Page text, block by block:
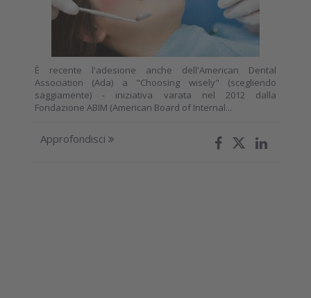
È recente l'adesione anche dell'American Dental
Association (Ada) a "Choosing wisely" (scegliendo
saggiamente) - iniziativa varata nel 2012 dalla
Fondazione ABIM (American Board of Internal...
Approfondisci